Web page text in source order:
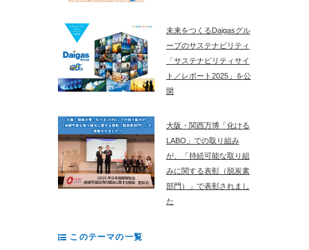
未来をつくるDaigasグル
ープのサステナビリティ
「サステナビリティサイ
ト／レポート2025」を公
開
大阪・関西万博「化ける
LABO」での取り組み
が、「持続可能な取り組
みに関する表彰（脱炭素
部門）」で表彰されまし
た
このテーマの一覧